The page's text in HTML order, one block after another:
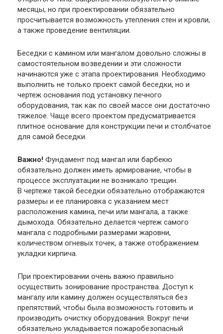
месяцы, но при проектировании обязательно
просчитывается возможность утепления стен и кровли,
а также проведение вентиляции.
Беседки с камином или мангалом довольно сложны в
самостоятельном возведении и эти сложности
начинаются уже с этапа проектирования. Необходимо
выполнить не только проект самой беседки, но и
чертеж основания под установку печного
оборудования, так как по своей массе они достаточно
тяжелое. Чаще всего проектом предусматривается
плитное основание для конструкции печи и столбчатое
для самой беседки.
Важно! Фундамент под мангал или барбекю
обязательно должен иметь армирование, чтобы в
процессе эксплуатации не возникало трещин.
В чертеже такой беседки обязательно отображаются
размеры и ее планировка с указанием мест
расположения камина, печи или мангала, а также
дымохода. Обязательно делается чертеж самого
мангала с подробными размерами жаровни,
количеством огневых точек, а также отображением
укладки кирпича.
При проектировании очень важно правильно
осуществить зонирование пространства. Доступ к
мангалу или камину должен осуществляться без
препятствий, чтобы была возможность готовить и
производить очистку оборудования. Вокруг печи
обязательно укладывается пожаробезопасный